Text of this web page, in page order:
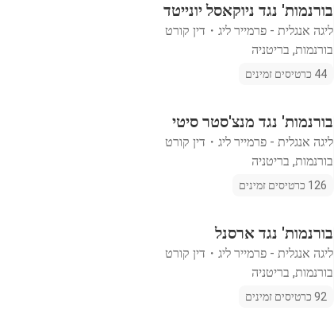
בורנמות' נגד ניוקאסל יונייטד
ליגה אנגלית - פרמייר ליג ・ דין קורט
בורנמות, בריטניה
44 כרטיסים זמינים
בורנמות' נגד מנצ'סטר סיטי
ליגה אנגלית - פרמייר ליג ・ דין קורט
בורנמות, בריטניה
126 כרטיסים זמינים
בורנמות' נגד ארסנל
ליגה אנגלית - פרמייר ליג ・ דין קורט
בורנמות, בריטניה
92 כרטיסים זמינים